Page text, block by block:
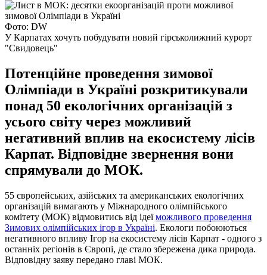
Фото: DW
У Карпатах хочуть побудувати новий гірськолижний курорт
"Свидовець"
Потенційне проведення зимової
Олімпіади в Україні розкритикували
понад 50 екологічних організацій з
усього світу через можливий
негативний вплив на екосистему лісів
Карпат. Відповідне звернення вони
спрямували до МОК.
55 європейських, азійських та американських екологічних
організацій вимагають у Міжнародного олімпійського
комітету (МОК) відмовитись від ідеїможливого проведення
Зимових олімпійських ігор в Україні. Екологи побоюються
негативного впливу Ігор на екосистему лісів Карпат - одного з
останніх регіонів в Європі, де стало збережена дика природа.
Відповідну заяву передано главі МОК.